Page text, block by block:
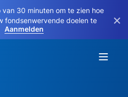
van 30 minuten om te zien hoe
fondsenwervende doelen te
Aanmelden
×